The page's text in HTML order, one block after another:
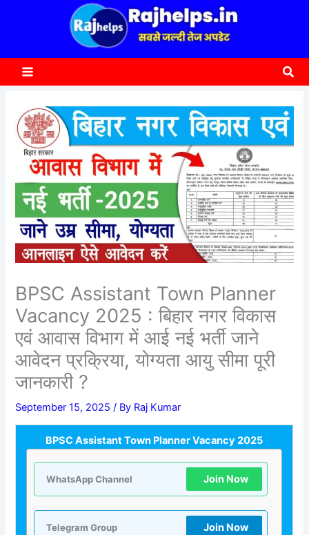
BPSC Assistant Town Planner
Vacancy 2025 : बिहार नगर विकास
एवं आवास विभाग में आई नई भर्ती जाने
आवेदन प्रक्रिया, योग्यता आयु सीमा पूरी
जानकारी ?
September 15, 2025/ By Raj Kumar
BPSC Assistant Town Planner Vacancy 2025
WhatsApp Channel Join Now
Telegram Group Join Now
c